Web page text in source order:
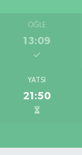
ÖĞLE
13:09
YATSI
21:50